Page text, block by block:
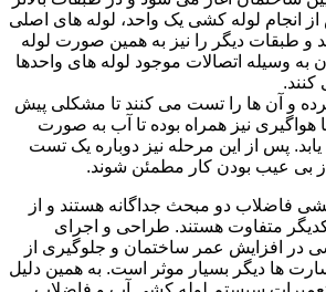
از انجام لوله کشی یک واحد، لوله های اصلی
و طبقات دیگر را نیز به همین صورت لوله
به وسیله اتصالات موجود لوله های واحدها
کرده و آن ها را تست می کنند تا مشکلی پیش
هواگیری نیز همراه بوده تا آب به صورت
پس از این مرحله نیز دوباره یک تست
بی عیب بودن کار مطمئن شوند.
فاضلاب دو مبحث جداگانه هستند و از
متفاوت هستند. طراحی و اجرای
در افزایش عمر ساختمان و جلوگیری از
ها دیگر بسیار موثر است. به همین دلیل